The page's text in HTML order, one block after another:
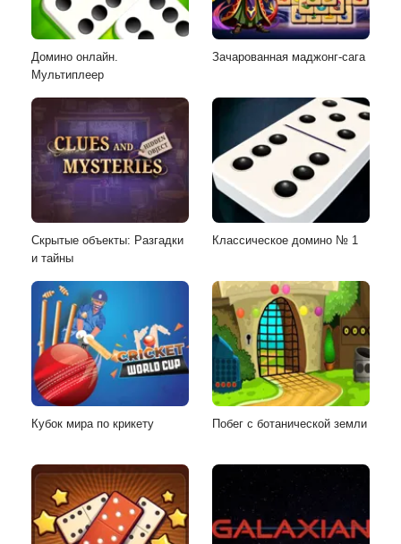
Домино онлайн.
Мультиплеер
Зачарованная маджонг-сага
Скрытые объекты: Разгадки
и тайны
Классическое домино № 1
Кубок мира по крикету Побег с ботанической земли